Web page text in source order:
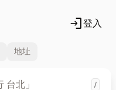
login登入
地址
/